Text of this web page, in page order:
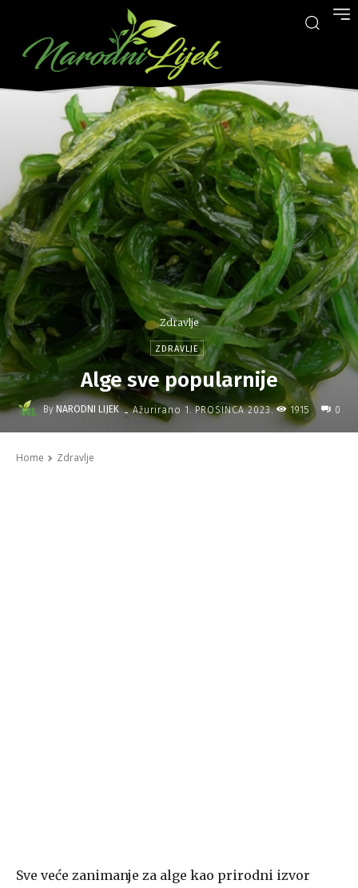
Zdravlje
ZDRAVLJE
Alge sve popularnije
By NARODNI LIJEK - Ažurirano 1. PROSINCA 2023. 1915 0
Home Zdravlje
Sve veće zanimanje za alge kao prirodni izvor